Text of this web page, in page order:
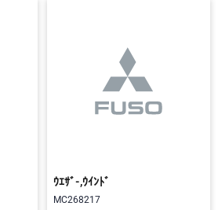
ｳｴｻﾞ-,ｳｲﾝﾄﾞ
MC268217